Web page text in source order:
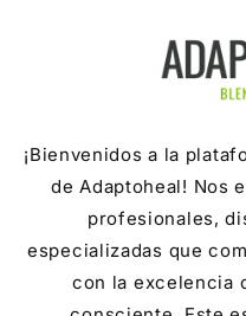
¡Bienvenidos a la
de Adaptoheal! Nos
profesionales,
especializadas que
con la excelencia